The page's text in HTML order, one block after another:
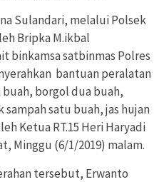
Sulandari, melalui Polsek
Bripka M.ikbal
binkamsa satbinmas Polres
bantuan peralatan
borgol dua buah,
satu buah, jas hujan
Ketua RT.15 Heri Haryadi
Minggu (6/1/2019) malam.
tersebut, Erwanto